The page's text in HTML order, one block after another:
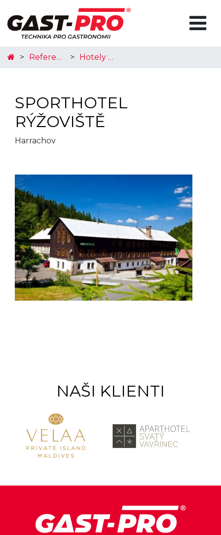
Reference realizací Hotely a restaurace
SPORTHOTEL
RÝŽOVIŠTĚ
Harrachov
NAŠI KLIENTI